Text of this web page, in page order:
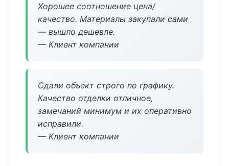
Хорошее соотношение цена/
качество. Материалы закупали сами
— вышло дешевле.
— Клиент компании
Сдали объект строго по графику.
Качество отделки отличное,
замечаний минимум и их оперативно
исправили.
— Клиент компании